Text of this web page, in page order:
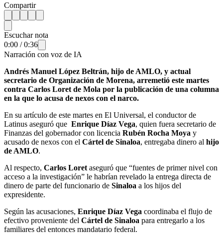
Compartir
Escuchar nota
0:00 /0:36
Narración con voz de IA
Andrés Manuel López Beltrán, hijo de AMLO, y actual
secretario de Organización de Morena, arremetió este martes
contra Carlos Loret de Mola por la publicación de una columna
en la que lo acusa de nexos con el narco.
En su artículo de este martes en El Universal, el conductor de
Latinus aseguró que Enrique Díaz Vega, quien fuera secretario de
Finanzas del gobernador con licencia Rubén Rocha Moya y
acusado de nexos con el Cártel de Sinaloa, entregaba dinero al hijo
de AMLO.
Al respecto, Carlos Loret aseguró que “fuentes de primer nivel con
acceso a la investigación” le habrían revelado la entrega directa de
dinero de parte del funcionario de Sinaloa a los hijos del
expresidente.
Según las acusaciones, Enrique Díaz Vega coordinaba el flujo de
efectivo proveniente del Cártel de Sinaloa para entregarlo a los
familiares del entonces mandatario federal.